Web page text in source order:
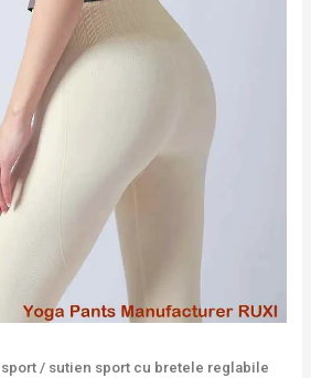
/ sutien sport cu bretele reglabile